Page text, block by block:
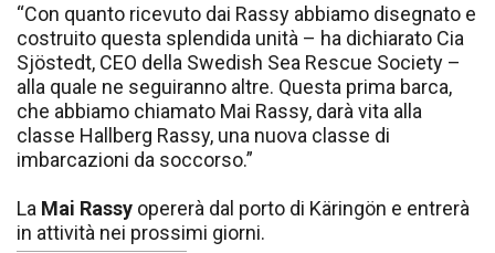
“Con quanto ricevuto dai Rassy abbiamo disegnato e
costruito questa splendida unità – ha dichiarato Cia
Sjöstedt, CEO della Swedish Sea Rescue Society –
alla quale ne seguiranno altre. Questa prima barca,
che abbiamo chiamato Mai Rassy, darà vita alla
classe Hallberg Rassy, una nuova classe di
imbarcazioni da soccorso.”
La Mai Rassy opererà dal porto di Käringön e entrerà
in attività nei prossimi giorni.